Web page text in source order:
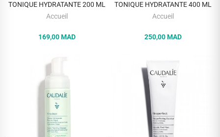
TONIQUE HYDRATANTE 200 ML
Accueil
169,00 MAD
TONIQUE HYDRATANTE 400 ML
Accueil
250,00 MAD